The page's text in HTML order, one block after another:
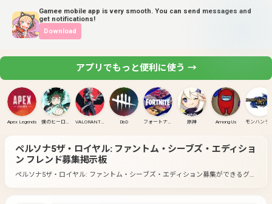
Gamee mobile app is very smooth. You can send messages and
get notifications!
Download
アプリでもっと便利に使う →
Apex Legends 僕のヒーローアカデミア ULTRA RUMBLE VALORANT(PC) DbD フォートナイト 原神 Among Us
ペルソナ5ザ・ロイヤル: ファントム・シーブズ・エディショ
ン フレンド募集掲示板
ペルソナ5ザ・ロイヤル: ファントム・シーブズ・エディション募集ができるグル